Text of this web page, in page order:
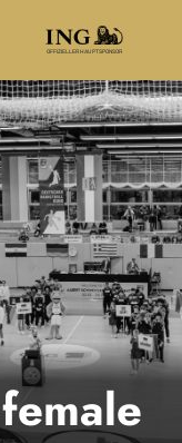
OFFIZIELLER HAUPTSPONSOR